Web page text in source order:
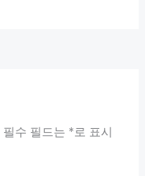
필수 필드는 *로 표시